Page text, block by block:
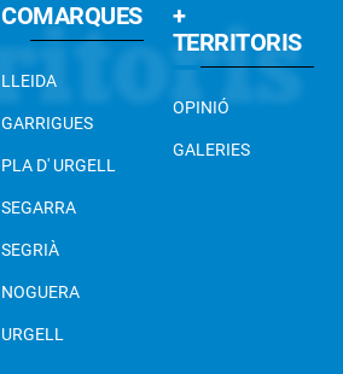
COMARQUES
LLEIDA
GARRIGUES
PLA D' URGELL
SEGARRA
SEGRIÀ
NOGUERA
URGELL
+
TERRITORIS
OPINIÓ
GALERIES